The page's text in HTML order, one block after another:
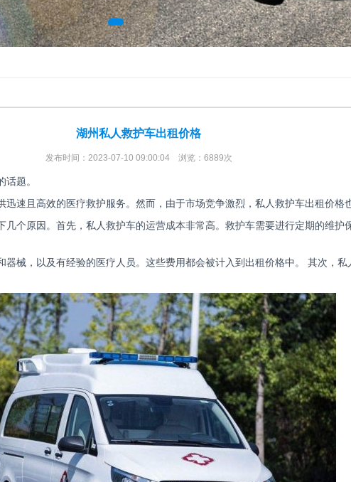
湖州私人救护车出租价格
发布时间：2023-07-10 09:00:04 浏览：6889次
话题。
速且高效的医疗救护服务。然而，由于市场竞争激烈，私人救护车出租价格
几个原因。首先，私人救护车的运营成本非常高。救护车需要进行定期的维护
器械，以及有经验的医疗人员。这些费用都会被计入到出租价格中。 其次，